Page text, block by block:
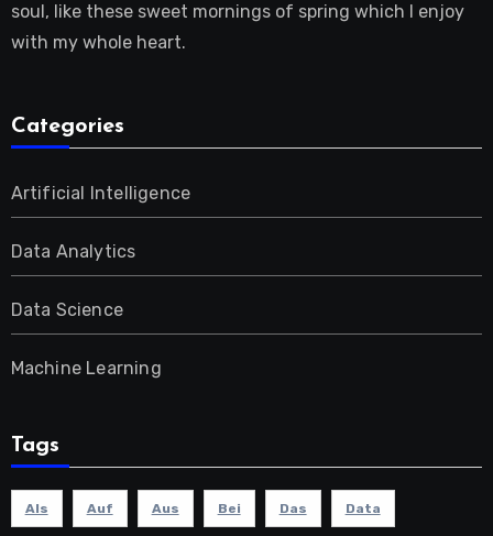
soul, like these sweet mornings of spring which I enjoy
with my whole heart.
Categories
Artificial Intelligence
Data Analytics
Data Science
Machine Learning
Tags
Als Auf Aus Bei Das Data